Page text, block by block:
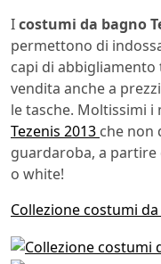
Icostumi da bagno
permettono di
capi di abbigliamento
vendita anche a
le tasche. Moltissimi i
Tezenis 2013 che non
guardaroba, a
o white!
Collezione costumi